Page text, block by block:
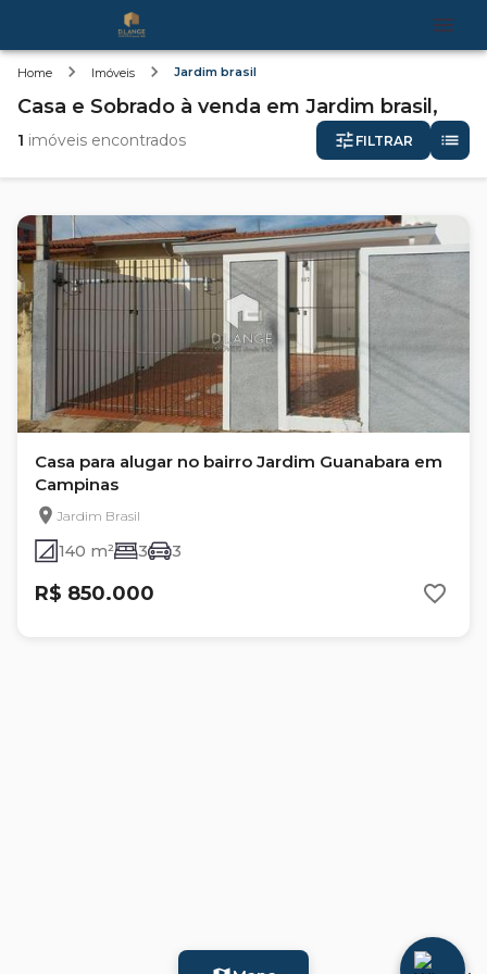
Home Imóveis Jardim brasil
Casa e Sobrado à venda em Jardim brasil,
1 imóveis encontrados FILTRAR
Casa para alugar no bairro Jardim Guanabara em
Campinas
Jardim Brasil
140 m² 3 3
R$ 850.000